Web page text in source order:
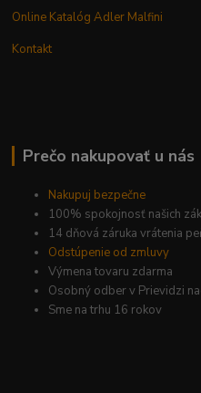
Online Katalóg Adler Malfini
Kontakt
Prečo nakupovať u nás
Nakupuj bezpečne
100% spokojnosť našich
14 dňová záruka vrátenia
Odstúpenie od zmluvy
Výmena tovaru zdarma
Osobný odber v Prievidzi
Sme na trhu 16 rokov